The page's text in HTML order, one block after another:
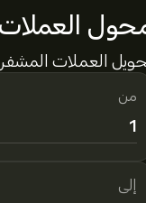
العملات
العملات
من
إلى